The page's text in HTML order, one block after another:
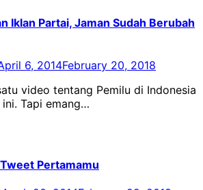
Iklan Partai, Jaman Sudah Berubah
6, 2014February 20, 2018
video tentang Pemilu di Indonesia
Tapi emang…
Pertamamu